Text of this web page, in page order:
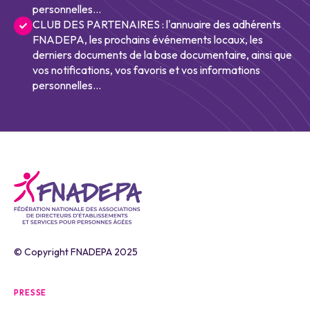
personnelles...
CLUB DES PARTENAIRES : l'annuaire des adhérents
FNADEPA, les prochains événements locaux, les
derniers documents de la base documentaire, ainsi que
vos notifications, vos favoris et vos informations
personnelles...
© Copyright FNADEPA 2025
PRESSE